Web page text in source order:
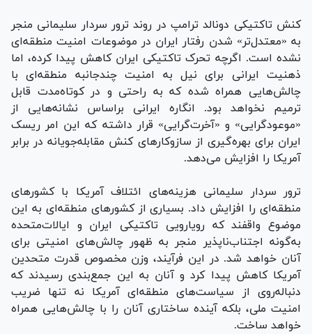
کنش تاکتیکی دونالد ترامپ در روند ترور سردار سلیمانی منجر
به «معتدل‌تر» شدن رفتار ایران در موضوعات امنیت منطقه‌ای
نشده است. اگرچه تحرک تاکتیکی ایران کاهش پیدا کرده، اما
ذهنیت ایرانی برای نیل به امنیت چندجانبه منطقه‌ای با
چالش‌هایی همراه شده که به راحتی و در کوتاه‌مدت قابل
ترمیم نخواهد بود. انگاره ایرانی براساس نشانه‌هایی از
«موعودگرایی» و «آخرت‌گرایی» قرار داشته که این امر ریسک
ایران برای بهره‌گیری از سازوکار‌های کنش مقابله‌جویانه در برابر
آمریکا را افزایش می‌دهد.
ترور سردار سلیمانی هزینه‌های ائتلاف آمریکا با کشور‌های
منطقه‌ای را افزایش داد. بسیاری از کشور‌های منطقه‌ای به این
موضوع واقفند که رویارویی تاکتیکی ایران و ایالات‌متحده
به‌گونه اجتناب‌ناپذیر منجر به ظهور چالش‌های امنیتی برای
آنان خواهد شد. در این فرآیند، وزن مخصوص قدرت متحدین
آمریکا کاهش پیدا کرد و آنان به این جمع‌بندی رسیدند که
دنباله‌روی از سیاست‌های منطقه‌ای آمریکا نه تنها ضریب
امنیت ملی، بلکه آینده ساختاری آنان را با چالش‌هایی همراه
خواهد ساخت.